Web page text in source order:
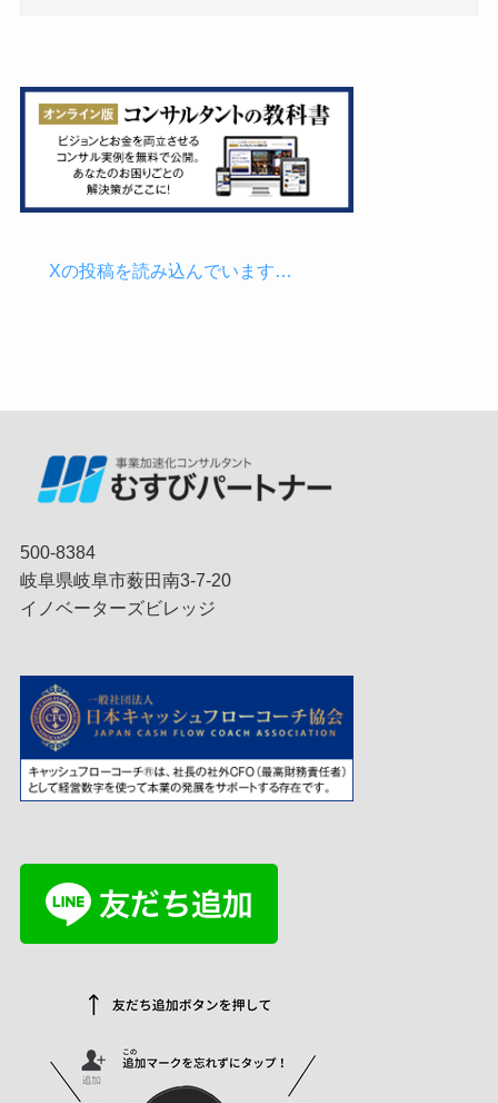
Xの投稿を読み込んでいます…
500-8384
岐阜県岐阜市薮田南3-7-20
イノベーターズビレッジ